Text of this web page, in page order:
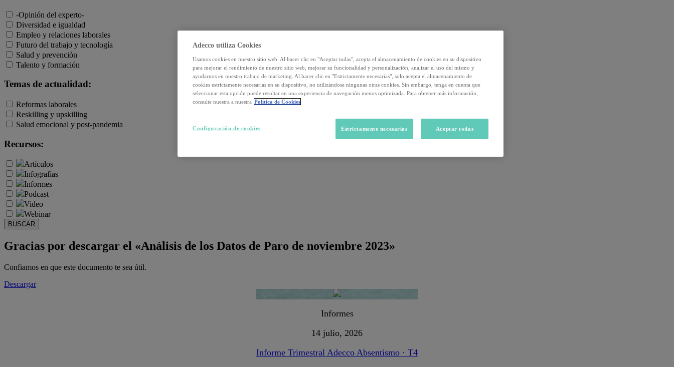
-Opinión del experto-
Diversidad e igualdad
Empleo y relaciones laborales
Futuro del trabajo y tecnología
Salud y prevención
Talento y formación
Temas de actualidad:
Reformas laborales
Reskilling y upskilling
Salud emocional y post-pandemia
Recursos:
Artículos
Infografías
Informes
Podcast
Video
Webinar
BUSCAR
Gracias por descargar el «Análisis de los Datos de Paro de noviembre 2023»
Confiamos en que este documento te sea útil.
Descargar
Informes
14 julio, 2026
Informe Trimestral Adecco Absentismo · T4
Adecco utiliza Cookies
Usamos cookies en nuestro sitio web. Al hacer clic en "Aceptar todas", acepta el almacenamiento de cookies en su dispositivo
para mejorar el rendimiento de nuestro sitio web, mejorar su funcionalidad y personalización, analizar el uso del mismo y
ayudarnos en nuestro trabajo de marketing. Al hacer clic en "Estrictamente necesarias", solo acepta el almacenamiento de
cookies estrictamente necesarias en su dispositivo, no utilizándose ningunas otras cookies. Sin embargo, tenga en cuenta que
seleccionar esta opción puede resultar en una experiencia de navegación menos optimizada. Para obtener más información,
consulte nuestra a nuestra Política de Cookies
Estrictamente necesarias Aceptar todas
Configuración de cookies